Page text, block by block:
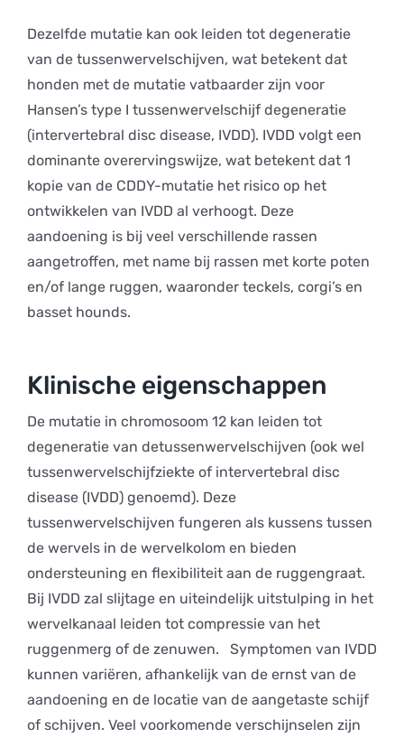
Dezelfde mutatie kan ook leiden tot degeneratie
van de tussenwervelschijven, wat betekent dat
honden met de mutatie vatbaarder zijn voor
Hansen’s type I tussenwervelschijf degeneratie
(intervertebral disc disease, IVDD). IVDD volgt een
dominante overervingswijze, wat betekent dat 1
kopie van de CDDY-mutatie het risico op het
ontwikkelen van IVDD al verhoogt. Deze
aandoening is bij veel verschillende rassen
aangetroffen, met name bij rassen met korte poten
en/of lange ruggen, waaronder teckels, corgi’s en
basset hounds.
Klinische eigenschappen
De mutatie in chromosoom 12 kan leiden tot
degeneratie van detussenwervelschijven (ook wel
tussenwervelschijfziekte of intervertebral disc
disease (IVDD) genoemd). Deze
tussenwervelschijven fungeren als kussens tussen
de wervels in de wervelkolom en bieden
ondersteuning en flexibiliteit aan de ruggengraat.
Bij IVDD zal slijtage en uiteindelijk uitstulping in het
wervelkanaal leiden tot compressie van het
ruggenmerg of de zenuwen. Symptomen van IVDD
kunnen variëren, afhankelijk van de ernst van de
aandoening en de locatie van de aangetaste schijf
of schijven. Veel voorkomende verschijnselen zijn